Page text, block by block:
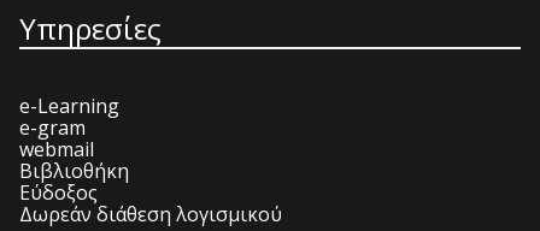
Υπηρεσίες
e-Learning
e-gram
webmail
Βιβλιοθήκη
Εύδοξος
Δωρεάν διάθεση λογισμικού